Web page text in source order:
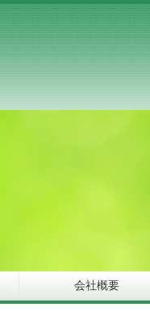
会社概要